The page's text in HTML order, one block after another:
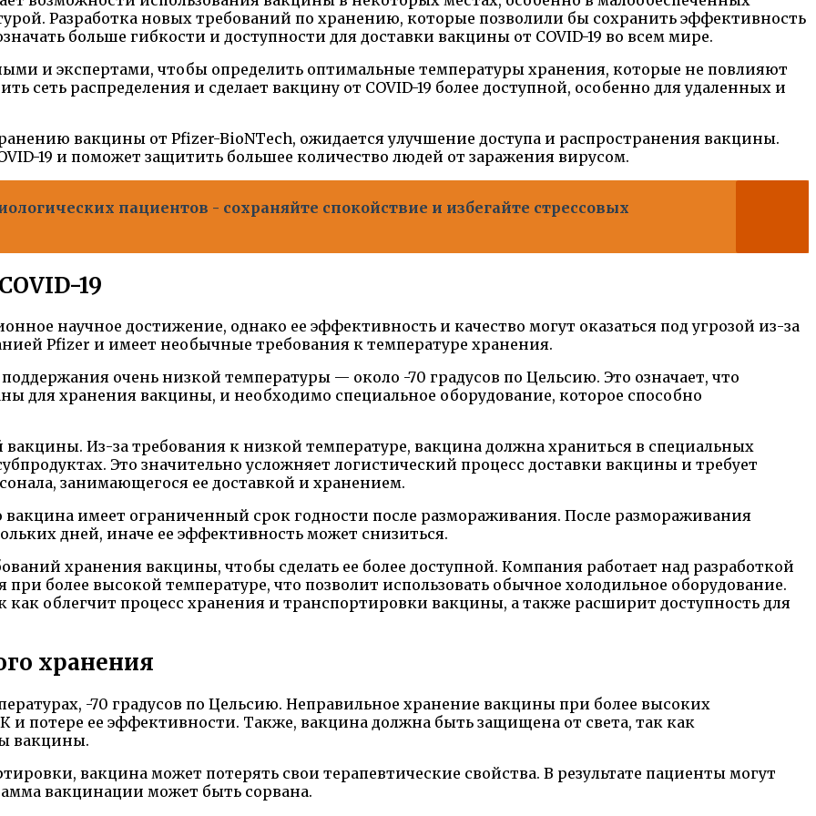
Разработка новых требований по хранению, которые позволили бы сохранить эффективность
больше гибкости и доступности для доставки вакцины от COVID-19 во всем мире.
и экспертами, чтобы определить оптимальные температуры хранения, которые не повлияют
сеть распределения и сделает вакцину от COVID-19 более доступной, особенно для удаленных и
вакцины от Pfizer-BioNTech, ожидается улучшение доступа и распространения вакцины.
19 и поможет защитить большее количество людей от заражения вирусом.
пациентов - сохраняйте спокойствие и избегайте стрессовых
19
научное достижение, однако ее эффективность и качество могут оказаться под угрозой из-за
Pfizer и имеет необычные требования к температуре хранения.
очень низкой температуры — около -70 градусов по Цельсию. Это означает, что
для хранения вакцины, и необходимо специальное оборудование, которое способно
Из-за требования к низкой температуре, вакцина должна храниться в специальных
Это значительно усложняет логистический процесс доставки вакцины и требует
занимающегося ее доставкой и хранением.
вакцина имеет ограниченный срок годности после размораживания. После размораживания
дней, иначе ее эффективность может снизиться.
хранения вакцины, чтобы сделать ее более доступной. Компания работает над разработкой
более высокой температуре, что позволит использовать обычное холодильное оборудование.
облегчит процесс хранения и транспортировки вакцины, а также расширит доступность для
хранения
-70 градусов по Цельсию. Неправильное хранение вакцины при более высоких
потере ее эффективности. Также, вакцина должна быть защищена от света, так как
вакцины.
вакцина может потерять свои терапевтические свойства. В результате пациенты могут
вакцинации может быть сорвана.